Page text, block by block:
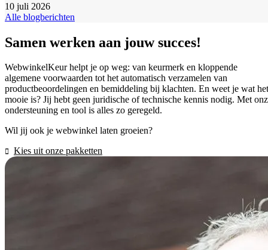
10 juli 2026
Alle blogberichten
Samen werken aan jouw succes!
WebwinkelKeur helpt je op weg: van keurmerk en kloppende
algemene voorwaarden tot het automatisch verzamelen van
productbeoordelingen en bemiddeling bij klachten. En weet je wat het
mooie is? Jij hebt geen juridische of technische kennis nodig. Met
ondersteuning en tool is alles zo geregeld.
Wil jij ook je webwinkel laten groeien?
Kies uit onze pakketten